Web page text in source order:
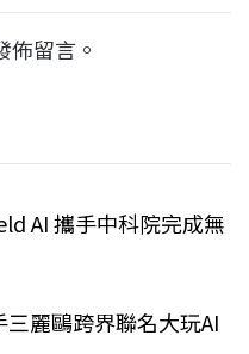
佈留言。
AI 攜手中科院完成無
麗鷗跨界聯名大玩AI